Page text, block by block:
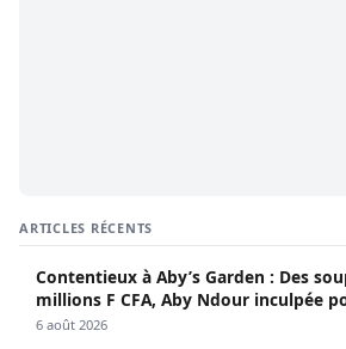
ARTICLES RÉCENTS
Contentieux à Aby’s Garden : Des
millions F CFA, Aby Ndour inculpée
sociaux
6 août 2026